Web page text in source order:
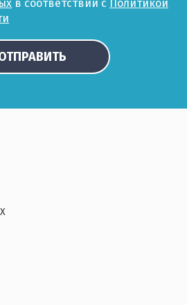
в соответствии с Политикой